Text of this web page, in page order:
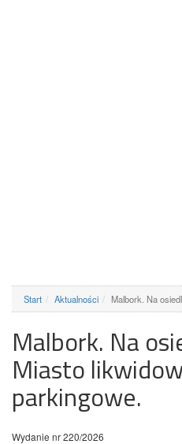
Start Aktualności Malbork. Na
Malbork. Na
Miasto
parkingowe.
Wydanie nr 220/2026